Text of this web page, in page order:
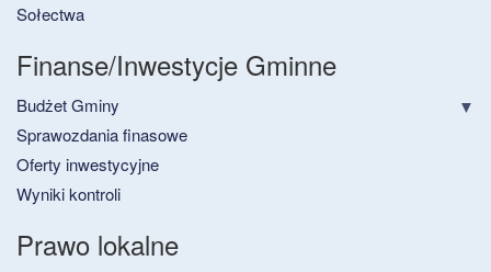
Sołectwa
Finanse/Inwestycje Gminne
Budżet Gminy
Sprawozdania finasowe
Oferty inwestycyjne
Wyniki kontroli
Prawo lokalne